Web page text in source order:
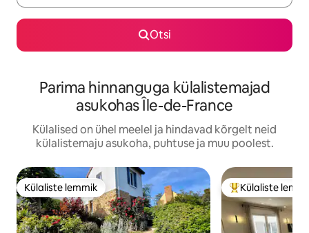
Otsi
Parima hinnanguga külalistemajad
asukohas Île-de-France
Külalised on ühel meelel ja hindavad kõrgelt neid
külalistemaju asukoha, puhtuse ja muu poolest.
Külaliste lemmik
Külaliste lemmik Külaliste suur
Külaliste